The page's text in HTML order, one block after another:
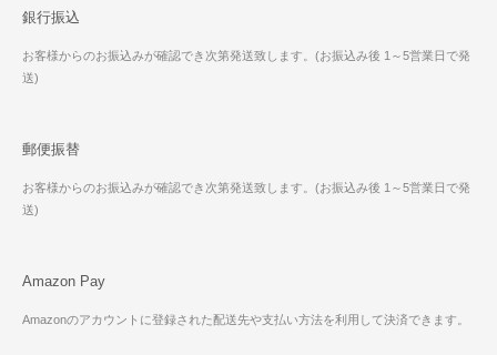
銀行振込
お客様からのお振込みが確認でき次第発送致します。(お振込み後 1～5営業日で発
送)
郵便振替
お客様からのお振込みが確認でき次第発送致します。(お振込み後 1～5営業日で発
送)
Amazon Pay
Amazonのアカウントに登録された配送先や支払い方法を利用して決済できます。